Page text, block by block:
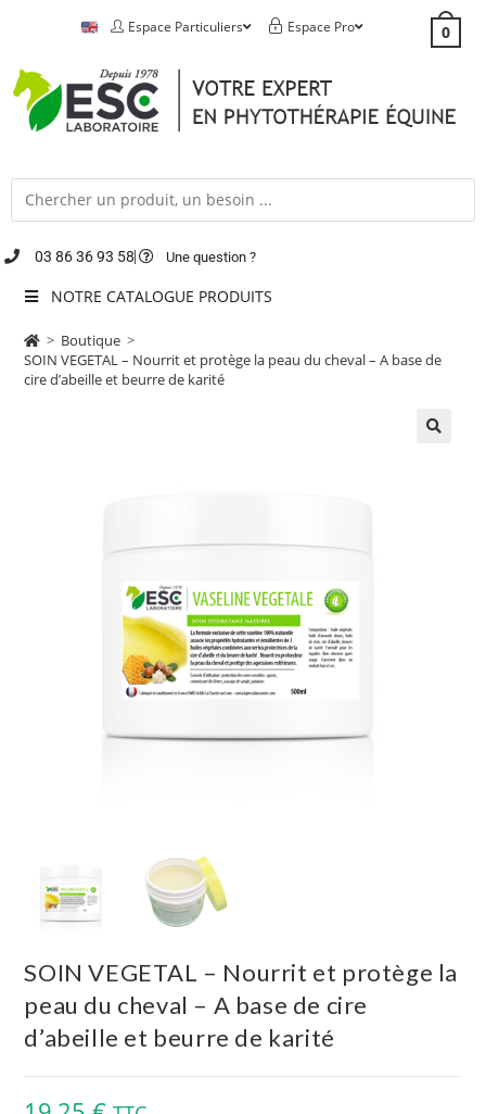
Espace Particuliers Espace Pro 0
03 86 36 93 58 Une question ?
NOTRE CATALOGUE PRODUITS
> Boutique >
SOIN VEGETAL – Nourrit et protège la peau du cheval – A base de
cire d’abeille et beurre de karité
SOIN VEGETAL – Nourrit et protège la
peau du cheval – A base de cire
d’abeille et beurre de karité